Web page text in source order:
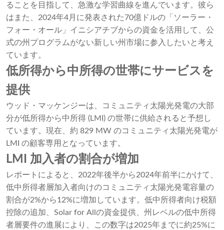
ることを目指して、急激な学習曲線を進んでいます。彼ら
はまた、2024年4月に発表された70億ドルの「ソーラー・
フォー・オール」イニシアチブからの資金を活用して、公
式の州プログラムがない新しい州市場に参入したいと考え
ています。
低所得から中所得の世帯にサービスを
提供
ウッド・マッケンジーは、コミュニティ太陽光発電の大部
分が低所得から中所得 (LMI) の世帯に供給されると予想し
ています。現在、約 829 MW のコミュニティ太陽光発電が
LMI の顧客専用となっています。
LMI 加入者の割合が増加
レポートによると、2022年後半から2024年前半にかけて、
低中所得者層加入者向けのコミュニティ太陽光発電容量の
割合が2%から12%に増加しています。低中所得者向け税額
控除の追加、Solar for Allの資金提供、州レベルの低中所得
者層要件の進展により、この数字は2025年までに約25%に